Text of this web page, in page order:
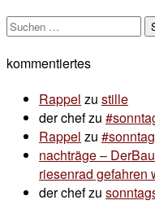
Suchen
kommentiertes
Rappel zu stille
der chefzu
Rappel zu
nachträge –
riesenrad gefahren
der chefzu